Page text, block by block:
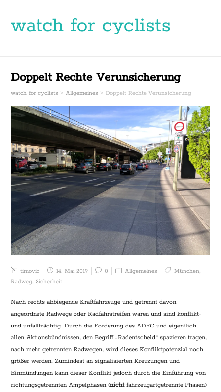
watch for cyclists
Doppelt Rechte Verunsicherung
watch for cyclists >Allgemeines > Doppelt Rechte Verunsicherung
timovic 14. Mai 2019 0 Allgemeines München,
Radweg, Sicherheit
Nach rechts abbiegende Kraftfahrzeuge und getrennt davon
angeordnete Radwege oder Radfahrstreifen waren und sind konflikt-
und unfallträchtig. Durch die Forderung des ADFC und eigentlich
allen Aktionsbündnissen, den Begriff „Radentscheid“ spazieren tragen,
nach mehr getrennten Radwegen, wird dieses Konfliktpotenzial noch
größer werden. Zumindest an signalisierten Kreuzungen und
Einmündungen kann dieser Konflikt jedoch durch die Einführung von
richtungsgetrennten Ampelphasen (nichtfahrzeugartgetrennte Phasen)